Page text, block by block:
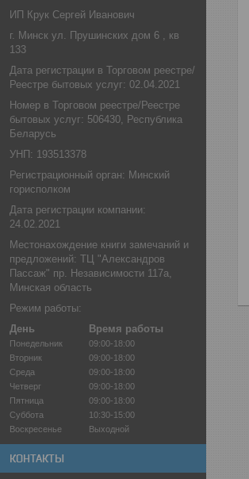
ИП Крук Сергей Иванович
г. Минск ул. Прушинских дом 6 , кв
133
Дата регистрации в Торговом реестре/
Реестре бытовых услуг: 02.04.2021
Номер в Торговом реестре/Реестре
бытовых услуг: 506430, Республика
Беларусь
УНП: 193513378
Регистрационный орган: Минский
горисполком
Дата регистрации компании:
24.02.2021
Местонахождение книги замечаний и
предложений: ТЦ "Александров
Пассаж" пр. Независимости 117а,
Минская область
Режим работы:
День
Время работы
Понедельник
09:00-18:00
Вторник
09:00-18:00
Среда
09:00-18:00
Четверг
09:00-18:00
Пятница
09:00-18:00
Суббота
10:30-15:00
Воскресенье
Выходной
КОНТАКТЫ